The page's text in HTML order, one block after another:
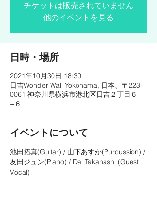
チケットは販売されていません
他のイベントを見る
日時・場所
2021年10月30日 18:30
日吉Wonder Wall Yokohama, 日本、〒223-
0061 神奈川県横浜市港北区日吉２丁目６
−６
イベントについて
池田拓真(Guitar) / 山下あすか(Purcussion) /
友田ジュン(Piano) / Dai Takanashi (Guest
Vocal)